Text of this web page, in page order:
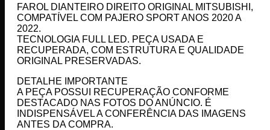
FAROL DIANTEIRO DIREITO ORIGINAL MITSUBISHI,
COMPATÍVEL COM PAJERO SPORT ANOS 2020 A
2022.
TECNOLOGIA FULL LED. PEÇA USADA E
RECUPERADA, COM ESTRUTURA E QUALIDADE
ORIGINAL PRESERVADAS.
DETALHE IMPORTANTE
A PEÇA POSSUI RECUPERAÇÃO CONFORME
DESTACADO NAS FOTOS DO ANÚNCIO. É
INDISPENSÁVEL A CONFERÊNCIA DAS IMAGENS
ANTES DA COMPRA.